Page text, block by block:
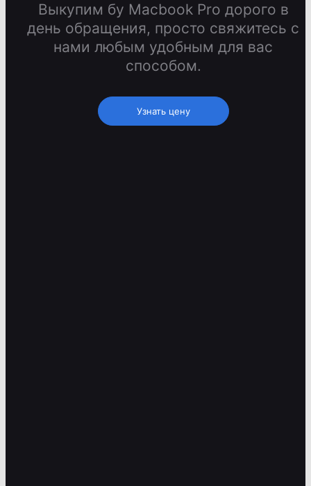
Выкупим бу Macbook Pro дорого в
день обращения, просто свяжитесь с
нами любым удобным для вас
способом.
Узнать цену